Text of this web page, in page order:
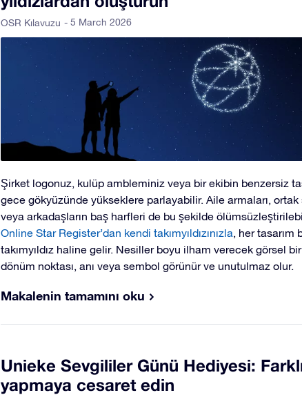
OSR Kılavuzu - 5 March 2026
Şirket logonuz, kulüp ambleminiz veya bir ekibin benzersiz
gece gökyüzünde yükseklere parlayabilir. Aile armaları,
veya arkadaşların baş harfleri de bu şekilde
Online Star Register’dan kendi takımyıldızınızla, her tasarım
takımyıldız haline gelir. Nesiller boyu ilham verecek görsel
dönüm noktası, anı veya sembol görünür ve unutulmaz olur.
Makalenin tamamını oku
Unieke Sevgililer Günü Hediyesi:
yapmaya cesaret edin